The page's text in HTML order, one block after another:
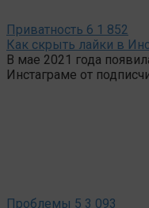
Приватность 6 1 852
Как скрыть лайки в
В мае 2021 года
Инстаграме от
Проблемы 5 3 093